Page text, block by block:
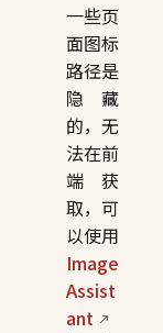
一些页
面图标
路径是
隐藏
的，无
法在前
端获
取，可
以使用
Image
Assist
ant